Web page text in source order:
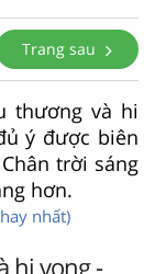
Trang sau
thương và hi
ý được biên
trời sáng
hơn.
nhất)
hi vọng -